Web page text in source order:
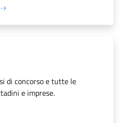
di concorso e tutte le
e imprese.